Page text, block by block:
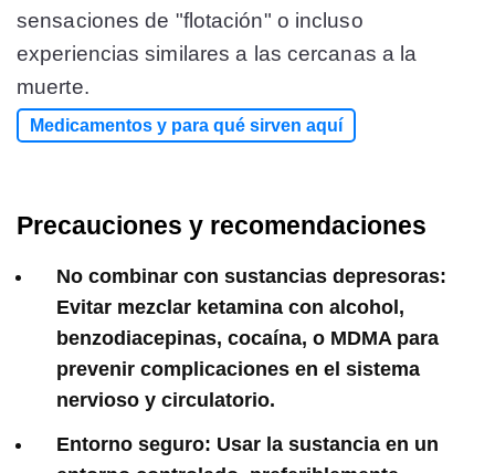
sensaciones de "flotación" o incluso
experiencias similares a las cercanas a la
muerte.
Medicamentos y para qué sirven aquí
Precauciones y recomendaciones
No combinar con sustancias depresoras:
Evitar mezclar ketamina con alcohol,
benzodiacepinas, cocaína, o MDMA para
prevenir complicaciones en el sistema
nervioso y circulatorio.
Entorno seguro: Usar la sustancia en un